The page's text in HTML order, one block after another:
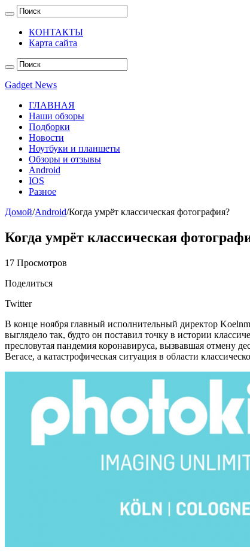
КОНТАКТЫ
Карта сайта
Gadget News
ГЛАВНАЯ
Наши обзоры
Подборки
Новости
Ноутбуки и планшеты
Обзоры и отзывы
Android
IOS
Разное
Домой/Android/Когда умрёт классическая фотография?
Когда умрёт классическая
17 Просмотров
Поделиться
Twitter
В конце ноября главный исполнительный директор
выглядело так, будто он поставил точку в истории
пресловутая пандемия коронавируса, вызвавшая отмену
Вегасе, а катастрофическая ситуация в области